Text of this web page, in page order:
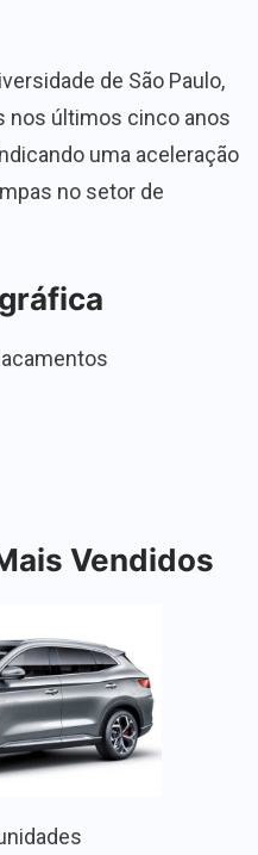
de São Paulo,
nos últimos cinco anos
uma aceleração
no setor de
Vendidos